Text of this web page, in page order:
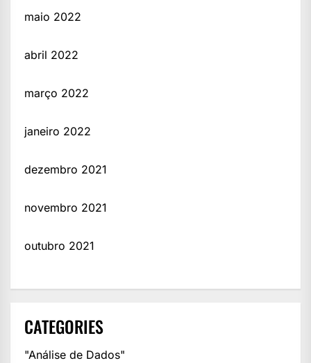
maio 2022
abril 2022
março 2022
janeiro 2022
dezembro 2021
novembro 2021
outubro 2021
CATEGORIES
"Análise de Dados"